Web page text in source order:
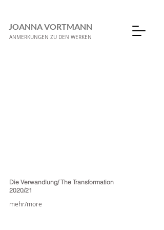
JOANNA VORTMANN
ANMERKUNGEN ZU DEN WERKEN
Die Verwandlung/ The Transformation
2020/21
mehr/more